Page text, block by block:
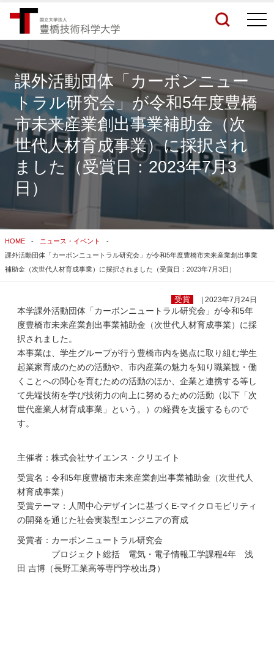
検索結果をもっと見る
関連サイトすべてを検索する
課外活動団体「カーボンニュー
トラル研究会」が令和5年度豊橋
市未来産業創出事業補助金（次
世代人材育成事業）に採択され
ました（受賞日：2023年7月3
日）
HOME
ニュース・イベント
課外活動団体「カーボンニュートラル研究会」が令和5年度豊橋市未来産業創出事業
補助金（次世代人材育成事業）に採択されました（受賞日：2023年7月3日）
受賞 | 2023年7月24日
本学課外活動団体「カーボンニュートラル研究会」が令和5年
度豊橋市未来産業創出事業補助金（次世代人材育成事業）に採
択されました。
本事業は、学生グループが行う豊橋市内を拠点に取り組む学生
起業家育成のための活動や、市内産業の魅力を知り職業観・働
くことへの関心を育むための活動のほか、企業と連携する等し
て先端技術を学び技術力の向上に努めるための活動（以下「次
世代産業人材育成事業」という。）の経費を支援するもので
す。
主催者：株式会社サイエンス・クリエイト
受賞名：令和5年度豊橋市未来産業創出事業補助金（次世代人
材育成事業）
受賞テーマ：人間中心デザインに基づくE-マイクロモビリティ
の開発を通じた社会実装型エンジニアの育成
受賞者：カーボンニュートラル研究会
プロジェクト総括 電気・電子情報工学課程4年 浅
田 吉博（長野工業高等専門学校出身）